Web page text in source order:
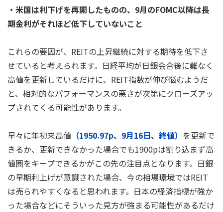
・米国は利下げを再開したものの、9月のFOMC以降は長
期金利がそれほど低下していないこと
これらの要因が、REITの上昇継続に対する期待を低下さ
せていると考えられます。日経平均が日銀会合後に難なく
高値を更新しているだけに、REIT指数が伸び悩むようだ
と、相対的なパフォーマンスの悪さが次第にクローズアッ
プされてくる可能性があります。
早々に年初来高値 （1950.97p、9月16日、終値） を更新で
きるか、更新できなかった場合でも1900pは割り込まず高
値圏をキープできるかがこの先の注目点となります。日銀
の早期利上げが意識された場合、今の相場環境ではREIT
は売られやすくなると思われます。日本の経済指標が強か
った場合などにそういった見方が強まる可能性があるだけ